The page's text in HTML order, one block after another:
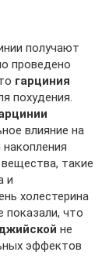
получают
проведено
гарциния
похудения.
влияние на
такие
и
холестерина
показали, что
не
эффектов